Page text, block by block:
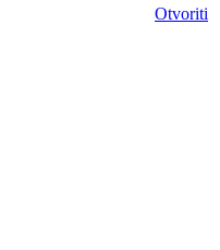
Otvoriti